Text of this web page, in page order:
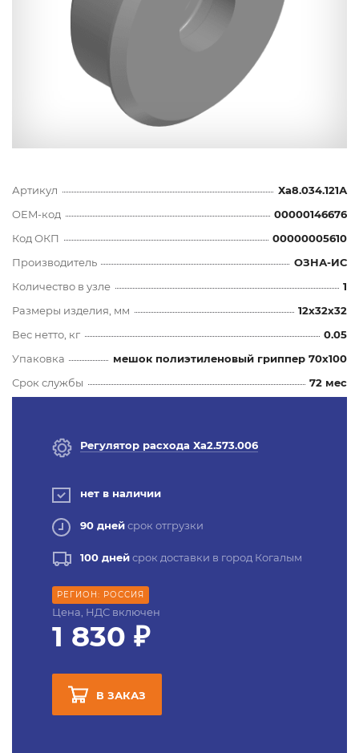
Артикул
Ха8.034.121А
OEM-код
00000146676
Код ОКП
00000005610
Производитель
ОЗНА-ИС
Количество в узле
1
Размеры изделия, мм
12x32x32
Вес нетто, кг
0.05
Упаковка
мешок полиэтиленовый гриппер 70х100
Срок службы
72 мес
Регулятор расхода Ха2.573.006
нет в наличии
90 днейсрок отгрузки
100 днейсрок доставки в город Когалым
РЕГИОН: РОССИЯ
Цена, НДС включен
1 830 ₽
В ЗАКАЗ